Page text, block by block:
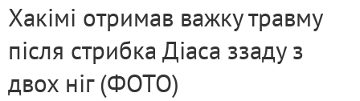
Хакімі отримав важку травму
після стрибка Діаса ззаду з
двох ніг (ФОТО)